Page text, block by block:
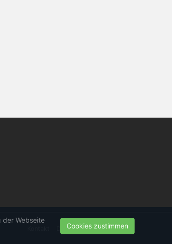
Datenschutz Impressum
der Webseite
Cookies zustimmen